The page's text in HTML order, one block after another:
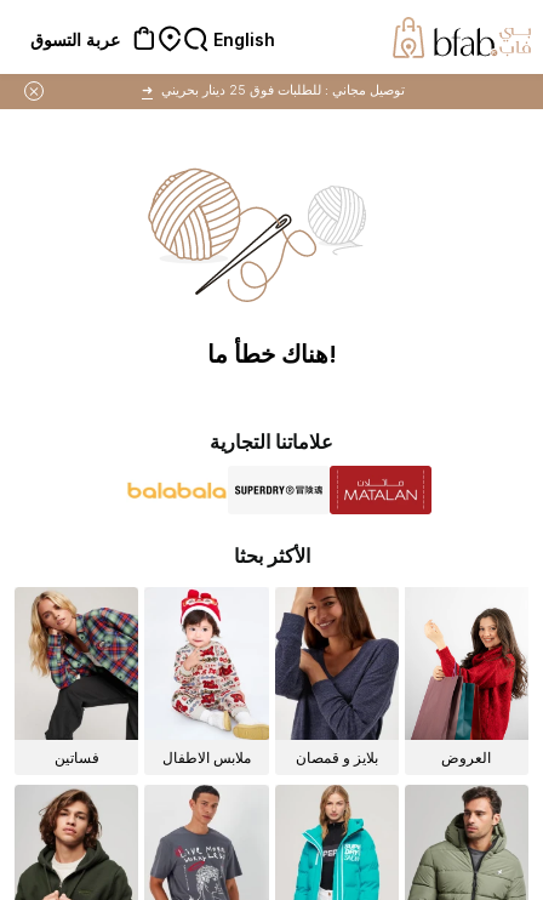
English عربة التسوق
توصيل مجاني :للطلبات فوق 25 دينار بحريني ➜
!هناك خطأ ما
علاماتنا التجارية
الأكثر بحثا
العروض
بلايز و قمصان
ملابس الاطفال فساتين